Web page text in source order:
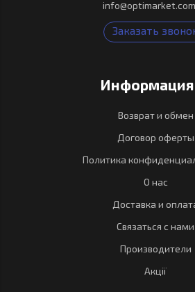
Заказать
Информация
Возврат и обмен
Договор оферты
Политика
О нас
Доставка и
Связаться с нами
Производители
Акції